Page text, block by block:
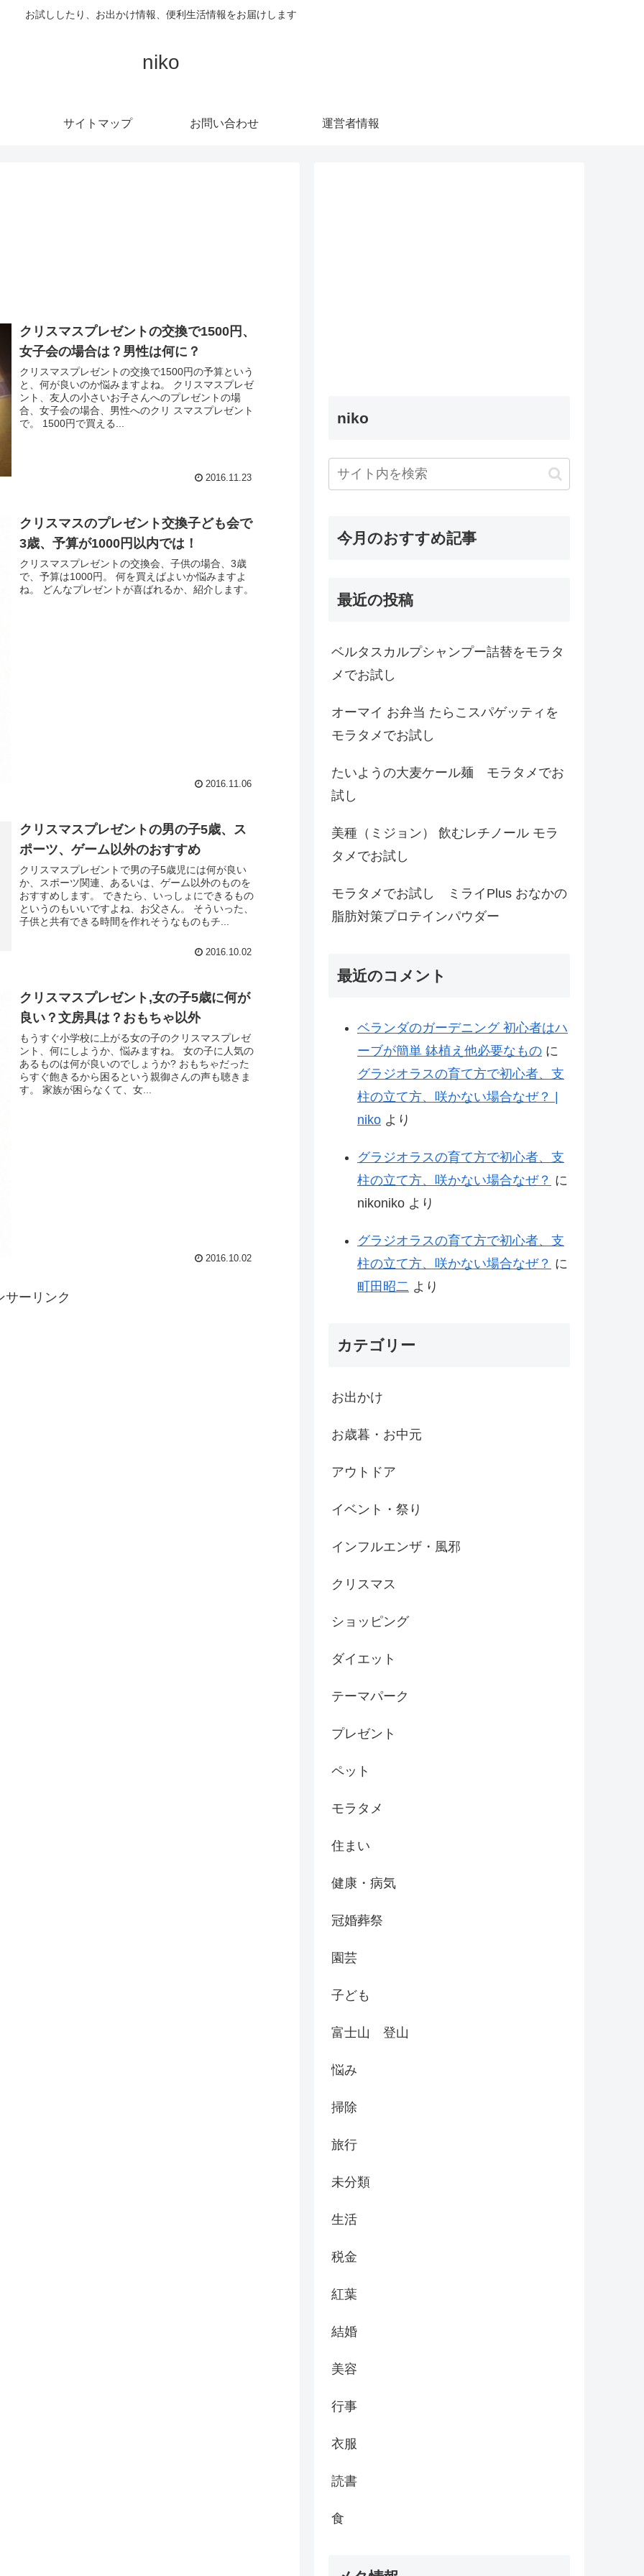
お試ししたり、お出かけ情報、便利生活情報をお届けします
niko
サイトマップ お問い合わせ 運営者情報
クリスマスプレゼントの交換で1500円、
女子会の場合は？男性は何に？
クリスマスプレゼントの交換で1500円の予算という
と、何が良いのか悩みますよね。 クリスマスプレゼ
ント、友人の小さいお子さんへのプレゼントの場
合、女子会の場合、男性へのクリ スマスプレゼント
で。 1500円で買える...
2016.11.23
クリスマスのプレゼント交換子ども会で
3歳、予算が1000円以内では！
クリスマスプレゼントの交換会、子供の場合、3歳
で、予算は1000円。 何を買えばよいか悩みますよ
ね。 どんなプレゼントが喜ばれるか、紹介します。
2016.11.06
クリスマスプレゼントの男の子5歳、ス
ポーツ、ゲーム以外のおすすめ
クリスマスプレゼントで男の子5歳児には何が良い
か、スポーツ関連、あるいは、ゲーム以外のものを
おすすめします。 できたら、いっしょにできるもの
というのもいいですよね、お父さん。 そういった、
子供と共有できる時間を作れそうなものもチ...
2016.10.02
クリスマスプレゼント,女の子5歳に何が
良い？文房具は？おもちゃ以外
もうすぐ小学校に上がる女の子のクリスマスプレゼ
ント、何にしようか、悩みますね。 女の子に人気の
あるものは何が良いのでしょうか? おもちゃだった
らすぐ飽きるから困るという親御さんの声も聴きま
す。 家族が困らなくて、女...
2016.10.02
サーリンク
niko
今月のおすすめ記事
最近の投稿
ベルタスカルプシャンプー詰替をモラタ
メでお試し
オーマイ お弁当 たらこスパゲッティを
モラタメでお試し
たいようの大麦ケール麺 モラタメでお
試し
美種（ミジョン） 飲むレチノール モラ
タメでお試し
モラタメでお試し ミライPlus おなかの
脂肪対策プロテインパウダー
最近のコメント
ベランダのガーデニング 初心者はハ
ーブが簡単 鉢植え他必要なもの に
グラジオラスの育て方で初心者、支
柱の立て方、咲かない場合なぜ？ |
niko より
グラジオラスの育て方で初心者、支
柱の立て方、咲かない場合なぜ？ に
nikoniko より
グラジオラスの育て方で初心者、支
柱の立て方、咲かない場合なぜ？ に
町田昭二 より
カテゴリー
お出かけ
お歳暮・お中元
アウトドア
イベント・祭り
インフルエンザ・風邪
クリスマス
ショッピング
ダイエット
テーマパーク
プレゼント
ペット
モラタメ
住まい
健康・病気
冠婚葬祭
園芸
子ども
富士山 登山
悩み
掃除
旅行
未分類
生活
税金
紅葉
結婚
美容
行事
衣服
読書
食